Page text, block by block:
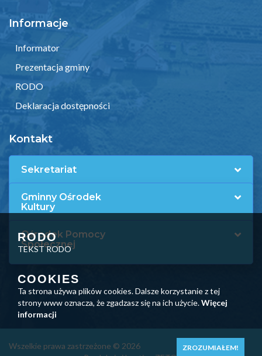
Informacje
Informator
Prezentacja gminy
RODO
Deklaracja dostępności
Kontakt
Sekretariat
Gminny Ośrodek
Kultury
Ośrodek Pomocy
Społecznej
Wszelkie prawa zastrzeżone © 2026
RODO
TEKST RODO
COOKIES
Ta strona używa plików cookies. Dalsze korzystanie z tej
strony www oznacza, że zgadzasz się na ich użycie.Więcej
informacji
ZROZUMIAŁEM!